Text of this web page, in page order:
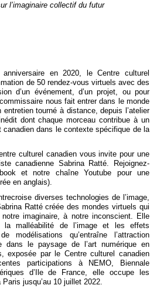
l’imaginaire collectif du futur
en 2020, le Centre culturel
de 50 rendez-vous virtuels avec des
d’un événement, d’un projet, ou pour
nous fait entrer dans le monde
tourné à distance, depuis l’atelier
dont chaque morceau contribue à un
canadien dans le contexte spécifique de la
culturel canadien vous invite pour une
canadienne Sabrina Ratté. Rejoignez-
et notre chaîne Youtube pour une
en anglais).
diverses technologies de l’image,
Ratté créée des mondes virtuels qui
imaginaire, à notre inconscient. Elle
malléabilité de l’image et les effets
modélisations qu’entraîne l’attraction
dans le paysage de l’art numérique en
exposée par le Centre culturel canadien
participations à NEMO, Biennale
d’Ile de France, elle occupe les
jusqu’au 10 juillet 2022.